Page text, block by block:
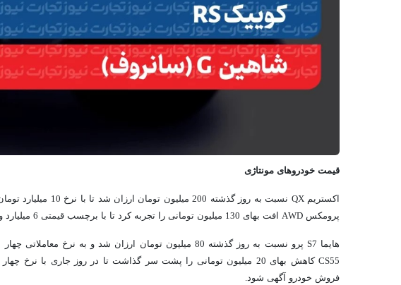
قیمت خودروهای مونتاژی
پرومکس AWD افت بهای 130 میلیون تومانی را تجربه کرد تا با برچسب قیمتی 6 میلیارد و 360 میلیون تومان در بازار آزاد عرضه شود.
فروش خودرو آگهی شود.